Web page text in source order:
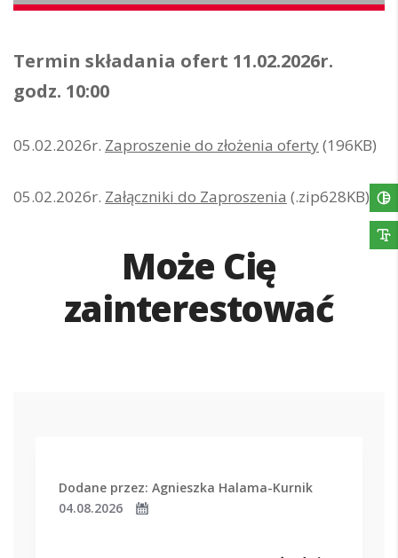
Termin składania ofert 11.02.2026r.
godz. 10:00
05.02.2026r. Zaproszenie do złożenia oferty(196KB)
05.02.2026r. Załączniki do Zaproszenia (.zip628KB)
Może Cię
zainterestować
Dodane przez: Agnieszka Halama-Kurnik
04.08.2026